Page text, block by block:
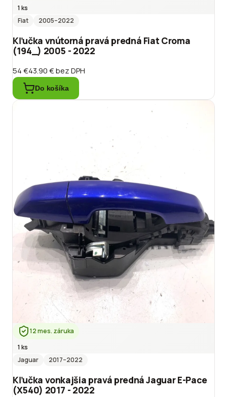
1 ks
Fiat
2005–2022
Kľučka vnútorná pravá predná Fiat Croma
(194_) 2005 - 2022
54 €43.90 €bez DPH
Do košíka
12 mes. záruka
1 ks
Jaguar
2017–2022
Kľučka vonkajšia pravá predná Jaguar E-Pace
(X540) 2017 - 2022